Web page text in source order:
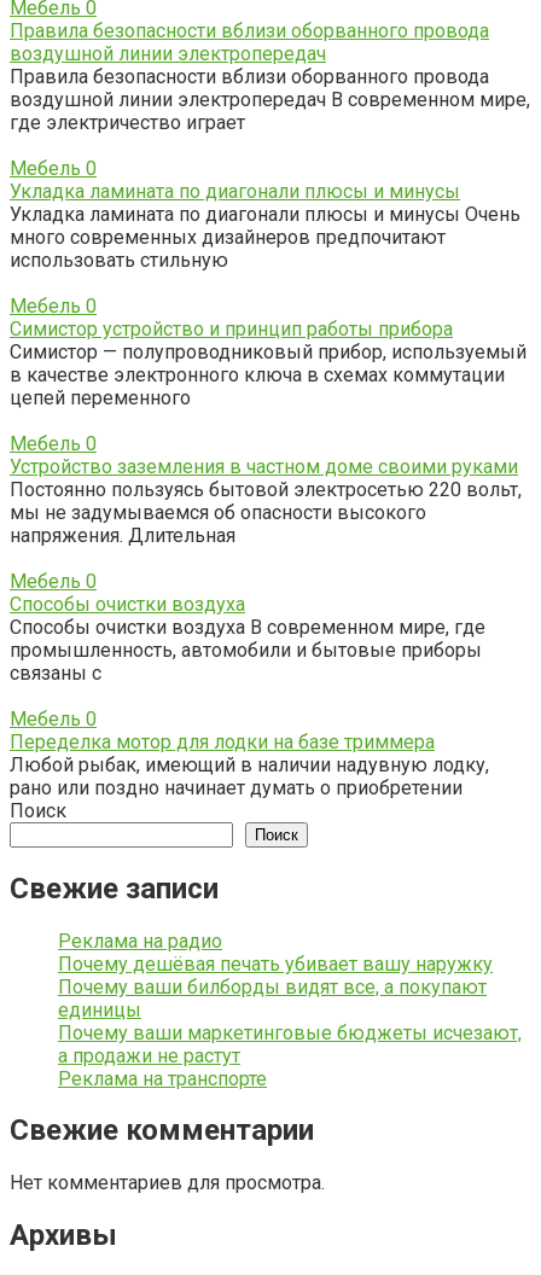
Мебель 0
Правила безопасности вблизи оборванного провода
воздушной линии электропередач
Правила безопасности вблизи оборванного провода
воздушной линии электропередач В современном мире,
где электричество играет
Мебель 0
Укладка ламината по диагонали плюсы и минусы
Укладка ламината по диагонали плюсы и минусы Очень
много современных дизайнеров предпочитают
использовать стильную
Мебель 0
Симистор устройство и принцип работы прибора
Симистор — полупроводниковый прибор, используемый
в качестве электронного ключа в схемах коммутации
цепей переменного
Мебель 0
Устройство заземления в частном доме своими руками
Постоянно пользуясь бытовой электросетью 220 вольт,
мы не задумываемся об опасности высокого
напряжения. Длительная
Мебель 0
Способы очистки воздуха
Способы очистки воздуха В современном мире, где
промышленность, автомобили и бытовые приборы
связаны с
Мебель 0
Переделка мотор для лодки на базе триммера
Любой рыбак, имеющий в наличии надувную лодку,
рано или поздно начинает думать о приобретении
Поиск
Поиск
Свежие записи
Реклама на радио
Почему дешёвая печать убивает вашу наружку
Почему ваши билборды видят все, а покупают
единицы
Почему ваши маркетинговые бюджеты исчезают,
а продажи не растут
Реклама на транспорте
Свежие комментарии
Нет комментариев для просмотра.
Архивы